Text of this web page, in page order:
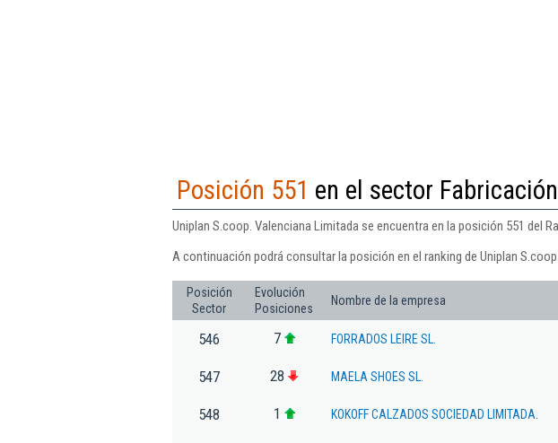
Posición 551 en el sector
Uniplan S.coop. Valenciana Limitada se encuentra en la posición 551 del
A continuación podrá consultar la posición en el ranking de Uniplan
Posición
Sector
Evolución
Posiciones
Nombre de la empresa
546 7 FORRADOS LEIRE SL.
547 28 MAELA SHOES SL.
548 1 KOKOFF CALZADOS SOCIEDAD LIMITADA.